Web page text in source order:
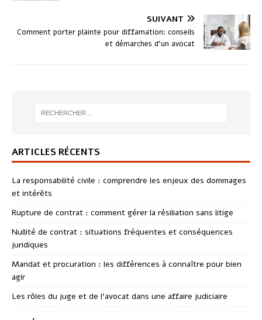
SUIVANT
Comment porter plainte pour diffamation: conseils
et démarches d’un avocat
ARTICLES RÉCENTS
La responsabilité civile : comprendre les enjeux des dommages
et intérêts
Rupture de contrat : comment gérer la résiliation sans litige
Nullité de contrat : situations fréquentes et conséquences
juridiques
Mandat et procuration : les différences à connaître pour bien
agir
Les rôles du juge et de l’avocat dans une affaire judiciaire